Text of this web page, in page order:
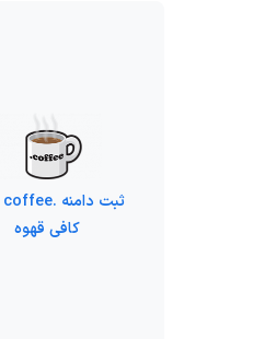
کافی قهوه